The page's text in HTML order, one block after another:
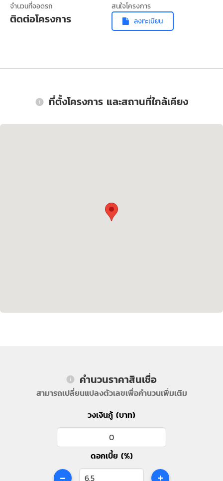
จำนวนที่จอดรถ
ติดต่อโครงการ
สนใจโครงการ
ลงทะเบียน
ที่ตั้งโครงการ และสถานที่ใกล้เคียง
คำนวนราคาสินเชื่อ
สามารถเปลี่ยนแปลงตัวเลขเพื่อคำนวนเพิ่มเติม
วงเงินกู้ (บาท)
ดอกเบี้ย (%)
- +